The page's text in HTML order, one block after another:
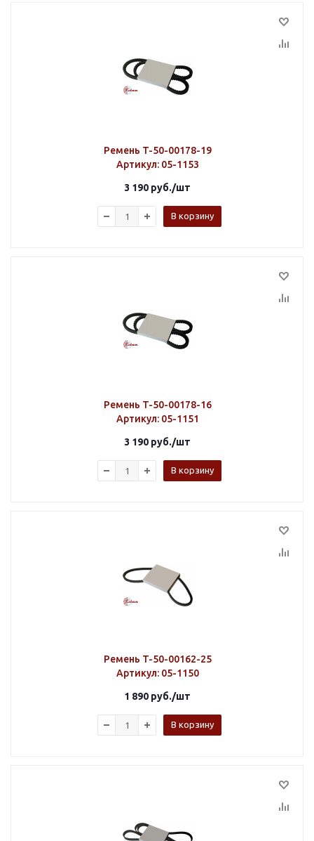
Ремень T-50-00178-19
Артикул: 05-1153
3 190 руб./шт
В корзину
Ремень T-50-00178-16
Артикул: 05-1151
3 190 руб./шт
В корзину
Ремень T-50-00162-25
Артикул: 05-1150
1 890 руб./шт
В корзину